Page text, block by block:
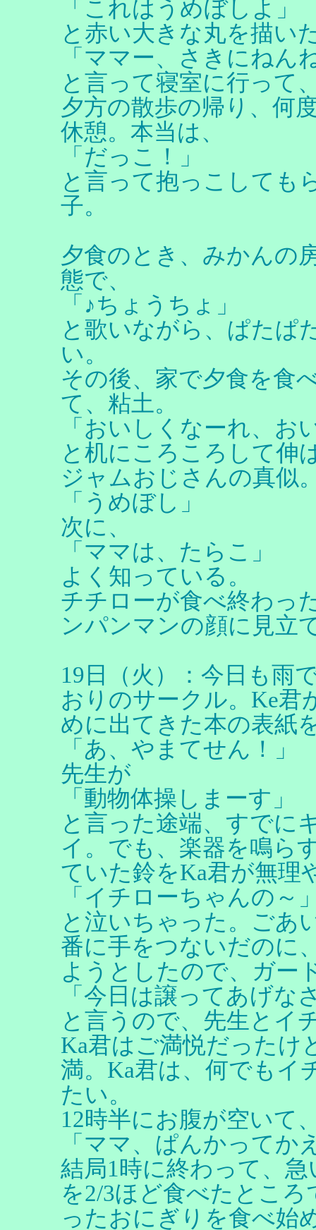
「これはうめぼしよ」
と赤い大きな丸を描い
「ママー、さきにねん
と言って寝室に行って
夕方の散歩の帰り、何
休憩。本当は、
「だっこ！」
と言って抱っこしても
子。
夕食のとき、みかんの
態で、
「♪ちょうちょ」
と歌いながら、ぱたぱ
い。
その後、家で夕食を食
て、粘土。
「おいしくなーれ、お
と机にころころして伸
ジャムおじさんの真似
「うめぼし」
次に、
「ママは、たらこ」
よく知っている。
チチローが食べ終わっ
ンパンマンの顔に見立
19日（火）：今日も雨
おりのサークル。Ke君
めに出てきた本の表紙
「あ、やまてせん！」
先生が
「動物体操しまーす」
と言った途端、すでに
イ。でも、楽器を鳴ら
ていた鈴をKa君が無理
「イチローちゃんの～
と泣いちゃった。ごあ
番に手をつないだのに
ようとしたので、ガー
「今日は譲ってあげな
と言うので、先生とイ
Ka君はご満悦だったけ
満。Ka君は、何でもイ
たい。
12時半にお腹が空いて
「ママ、ぱんかってか
結局1時に終わって、
を2/3ほど食べたとこ
ったおにぎりを食べ始